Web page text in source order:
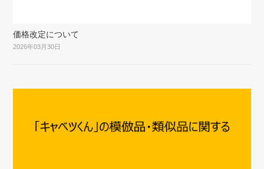
価格改定について
2026年03月30日